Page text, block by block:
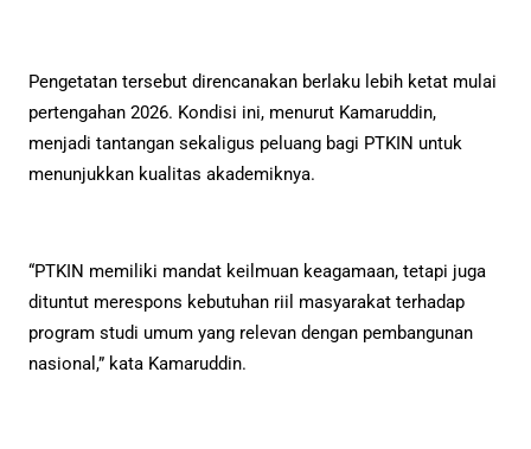
Pengetatan tersebut direncanakan berlaku lebih ketat mulai
pertengahan 2026. Kondisi ini, menurut Kamaruddin,
menjadi tantangan sekaligus peluang bagi PTKIN untuk
menunjukkan kualitas akademiknya.
“PTKIN memiliki mandat keilmuan keagamaan, tetapi juga
dituntut merespons kebutuhan riil masyarakat terhadap
program studi umum yang relevan dengan pembangunan
nasional,” kata Kamaruddin.